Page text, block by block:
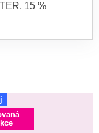
15 %